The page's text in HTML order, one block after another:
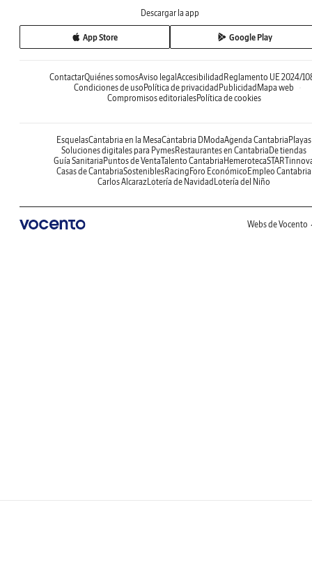
Descargar la app
App Store Google Play
ContactarQuiénes somosAviso legal Accesibilidad Reglamento UE 2024/
Condiciones de uso Política de privacidad Publicidad Mapa web
Compromisos editorialesPolítica de cookies
EsquelasCantabria en la MesaCantabria DModaAgenda Cantabria Playas
Soluciones digitales para PymesRestaurantes en Cantabria De tiendas
Guía Sanitaria Puntos de VentaTalento Cantabria Hemeroteca
Casas de CantabriaSosteniblesRacing Foro Económico Empleo Cantabria
Carlos AlcarazLotería de Navidad Lotería del Niño
Webs de Vocento